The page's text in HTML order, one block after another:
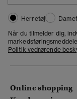
Herretøj
Når du tilmelder dig,
Politik vedrørende
Online shopping